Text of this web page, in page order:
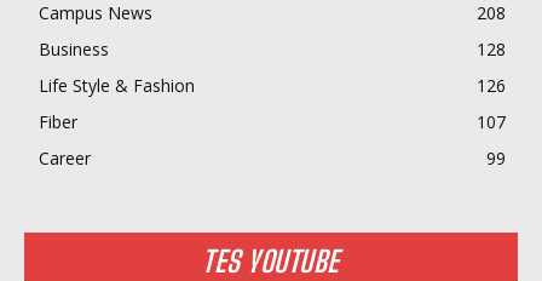
Campus News
208
Business
128
Life Style & Fashion
126
Fiber
107
Career
99
TES YOUTUBE